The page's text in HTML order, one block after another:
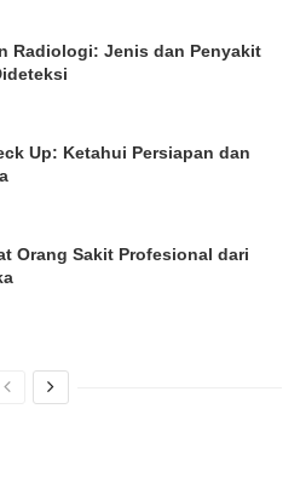
Radiologi: Jenis dan Penyakit
Up: Ketahui Persiapan dan
Orang Sakit Profesional dari